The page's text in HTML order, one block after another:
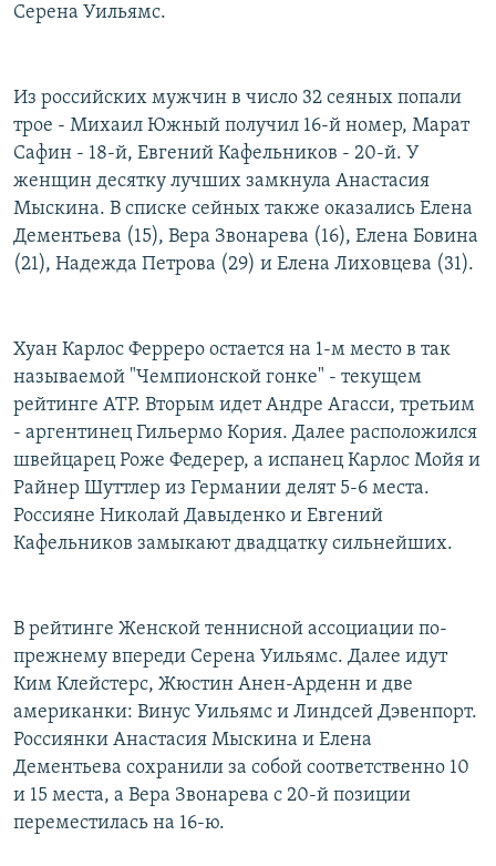
Серена Уильямс.
Из российских мужчин в число 32 сеяных попали
трое - Михаил Южный получил 16-й номер, Марат
Сафин - 18-й, Евгений Кафельников - 20-й. У
женщин десятку лучших замкнула Анастасия
Мыскина. В списке сейных также оказались Елена
Дементьева (15), Вера Звонарева (16), Елена Бовина
(21), Надежда Петрова (29) и Елена Лиховцева (31).
Хуан Карлос Ферреро остается на 1-м место в так
называемой "Чемпионской гонке" - текущем
рейтинге АТР. Вторым идет Андре Агасси, третьим
- аргентинец Гильермо Кория. Далее расположился
швейцарец Роже Федерер, а испанец Карлос Мойя и
Райнер Шуттлер из Германии делят 5-6 места.
Россияне Николай Давыденко и Евгений
Кафельников замыкают двадцатку сильнейших.
В рейтинге Женской теннисной ассоциации по-
прежнему впереди Серена Уильямс. Далее идут
Ким Клейстерс, Жюстин Анен-Арденн и две
американки: Винус Уильямс и Линдсей Дэвенпорт.
Россиянки Анастасия Мыскина и Елена
Дементьева сохранили за собой соответственно 10
и 15 места, а Вера Звонарева с 20-й позиции
переместилась на 16-ю.